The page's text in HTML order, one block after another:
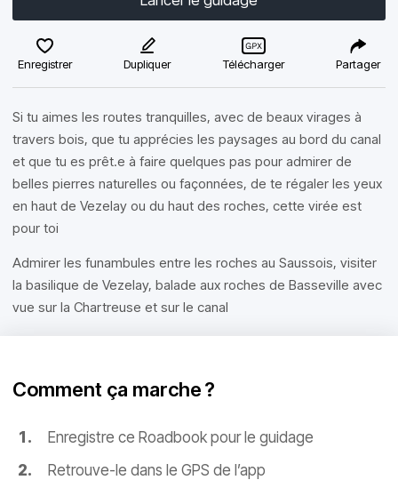
Enregistrer Dupliquer Télécharger Partager
Si tu aimes les routes tranquilles, avec de beaux virages à
travers bois, que tu apprécies les paysages au bord du canal
et que tu es prêt.e à faire quelques pas pour admirer de
belles pierres naturelles ou façonnées, de te régaler les yeux
en haut de Vezelay ou du haut des roches, cette virée est
pour toi
Admirer les funambules entre les roches au Saussois, visiter
la basilique de Vezelay, balade aux roches de Basseville avec
vue sur la Chartreuse et sur le canal
Comment ça marche ?
Enregistre ce Roadbook pour le guidage
Retrouve-le dans le GPS de l’app